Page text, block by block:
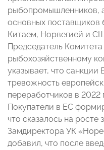
рыбопромышленников,
основных поставщиков
Китаем, Норвегией и
Председатель
рыбохозяйственному
указывает, что
тревожность
переработчиков в 2022
Покупатели в ЕС
что сказалось на росте
Замдиректора УК
добавил, что после